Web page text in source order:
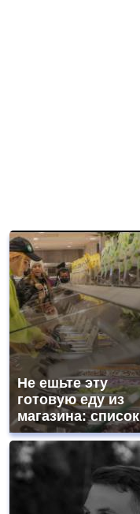
Не ешьте эту
готовую еду из
магазина: список